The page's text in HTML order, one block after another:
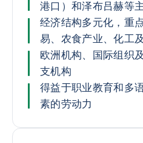
港口）和泽布吕赫等
经济结构多元化，重
易、农食产业、化工
欧洲机构、国际组织
支机构
得益于职业教育和多
素的劳动力